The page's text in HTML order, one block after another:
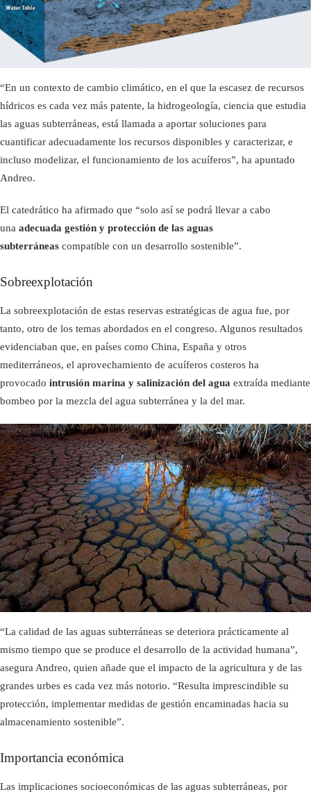
“En un contexto de cambio climático, en el que la escasez de recursos
hídricos es cada vez más patente, la hidrogeología, ciencia que estudia
las aguas subterráneas, está llamada a aportar soluciones para
cuantificar adecuadamente los recursos disponibles y caracterizar, e
incluso modelizar, el funcionamiento de los acuíferos”, ha apuntado
Andreo.
El catedrático ha afirmado que “solo así se podrá llevar a cabo
una adecuada gestión y protección de las aguas
subterráneas compatible con un desarrollo sostenible”.
Sobreexplotación
La sobreexplotación de estas reservas estratégicas de agua fue, por
tanto, otro de los temas abordados en el congreso. Algunos resultados
evidenciaban que, en países como China, España y otros
mediterráneos, el aprovechamiento de acuíferos costeros ha
provocado intrusión marina y salinización del agua extraída mediante
bombeo por la mezcla del agua subterránea y la del mar.
“La calidad de las aguas subterráneas se deteriora prácticamente al
mismo tiempo que se produce el desarrollo de la actividad humana”,
asegura Andreo, quien añade que el impacto de la agricultura y de las
grandes urbes es cada vez más notorio. “Resulta imprescindible su
protección, implementar medidas de gestión encaminadas hacia su
almacenamiento sostenible”.
Importancia económica
Las implicaciones socioeconómicas de las aguas subterráneas, por